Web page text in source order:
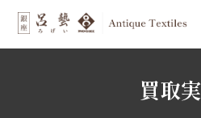
買取